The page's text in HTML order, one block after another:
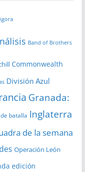
Band of Brothers
Commonwealth
División Azul
Granada:
batalla Inglaterra
de la semana
Operación León
edición